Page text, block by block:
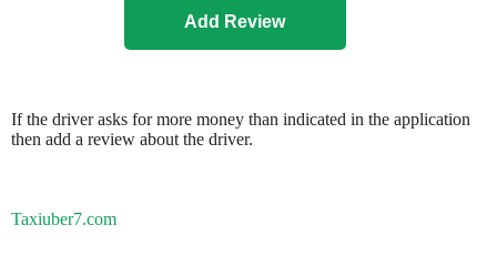
If the driver asks for more money than indicated in the application
then add a review about the driver.
Taxiuber7.com